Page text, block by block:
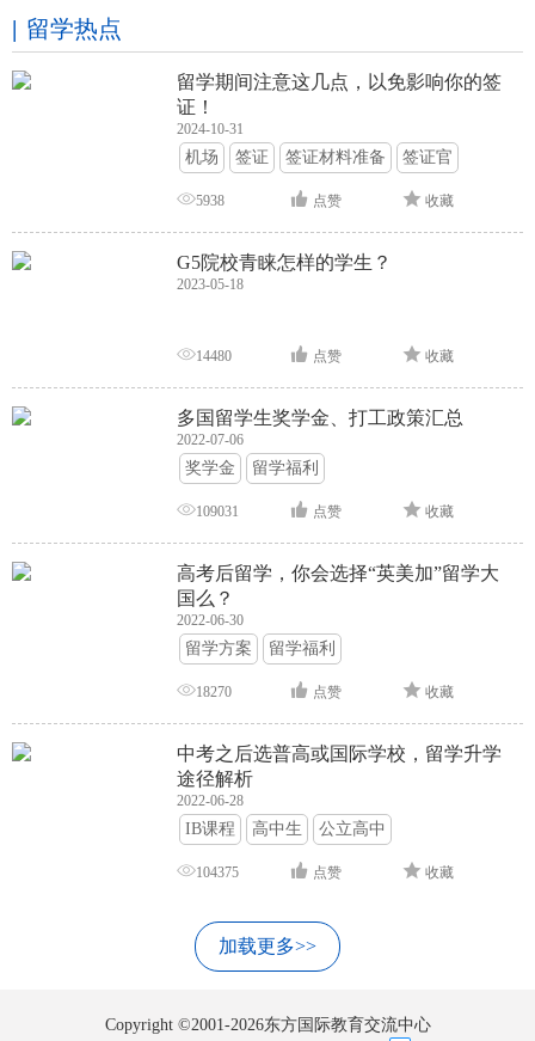
留学热点
留学期间注意这几点，以免影响你的签
证！
2024-10-31
机场 签证 签证材料准备 签证官
签证面试 签证申请攻略
5938 点赞 收藏
G5院校青睐怎样的学生？
2023-05-18
14480 点赞 收藏
多国留学生奖学金、打工政策汇总
2022-07-06
奖学金 留学福利
109031 点赞 收藏
高考后留学，你会选择“英美加”留学大
国么？
2022-06-30
留学方案 留学福利
18270 点赞 收藏
中考之后选普高或国际学校，留学升学
途径解析
2022-06-28
IB课程 高中生 公立高中
104375 点赞 收藏
加载更多>>
Copyright ©2001-2026东方国际教育交流中心